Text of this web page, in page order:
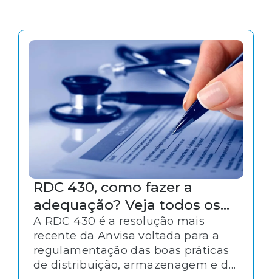
RDC 430, como fazer a
adequação? Veja todos os
pontos da norma!
A RDC 430 é a resolução mais
recente da Anvisa voltada para a
regulamentação das boas práticas
de distribuição, armazenagem e de